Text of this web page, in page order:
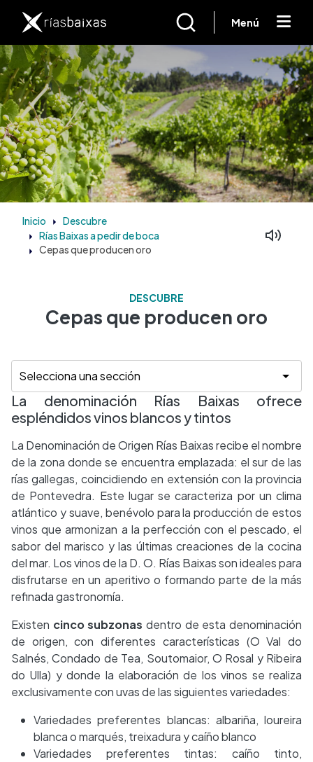
Menú
Inicio
Descubre
Rías Baixas a pedir de boca
Cepas que producen oro
DESCUBRE
Cepas que producen oro
La denominación Rías Baixas ofrece
espléndidos vinos blancos y tintos
La Denominación de Origen Rías Baixas recibe el nombre
de la zona donde se encuentra emplazada: el sur de las
rías gallegas, coincidiendo en extensión con la provincia
de Pontevedra. Este lugar se caracteriza por un clima
atlántico y suave, benévolo para la producción de estos
vinos que armonizan a la perfección con el pescado, el
sabor del marisco y las últimas creaciones de la cocina
del mar. Los vinos de la D. O. Rías Baixas son ideales para
disfrutarse en un aperitivo o formando parte de la más
refinada gastronomía.
Existen cinco subzonas dentro de esta denominación
de origen, con diferentes características (O Val do
Salnés, Condado de Tea, Soutomaior, O Rosal y Ribeira
do Ulla) y donde la elaboración de los vinos se realiza
exclusivamente con uvas de las siguientes variedades:
Variedades preferentes blancas: albariña, loureira
blanca o marqués, treixadura y caíño blanco
Variedades preferentes tintas: caíño tinto,